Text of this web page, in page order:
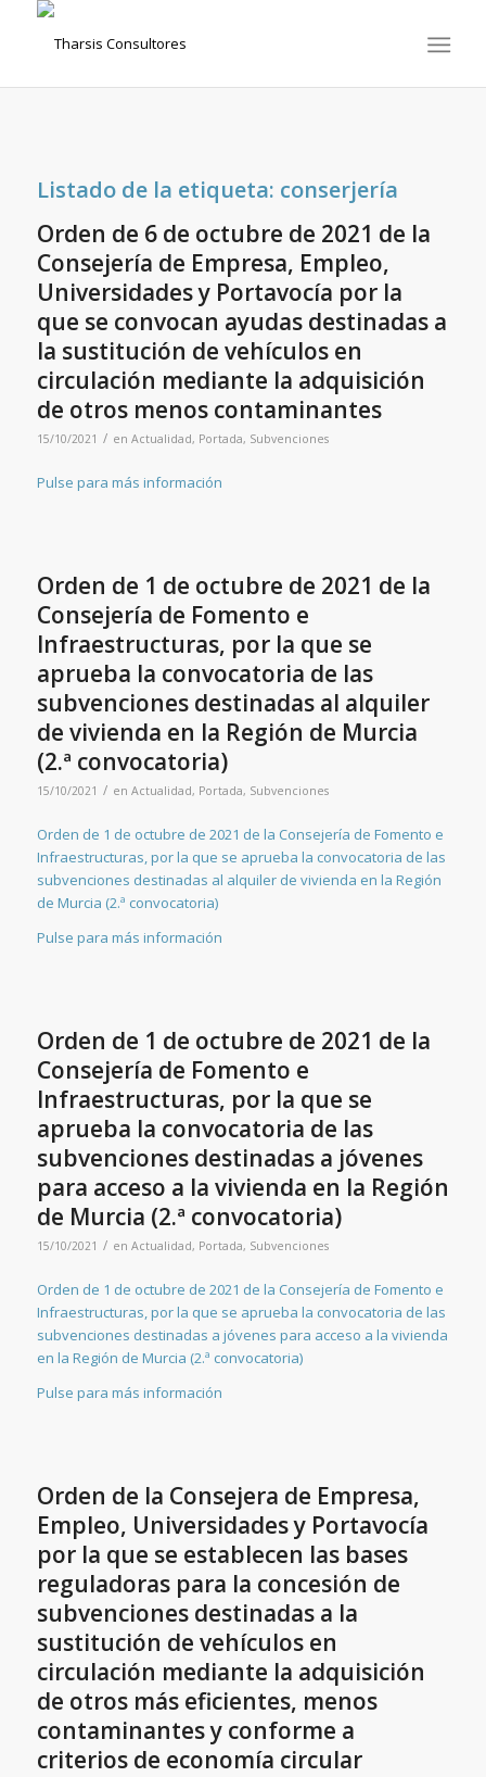
Listado de la etiqueta: conserjería
Orden de 6 de octubre de 2021 de la
Consejería de Empresa, Empleo,
Universidades y Portavocía por la
que se convocan ayudas destinadas a
la sustitución de vehículos en
circulación mediante la adquisición
de otros menos contaminantes
15/10/2021 / en Actualidad, Portada, Subvenciones
Pulse para más información
Orden de 1 de octubre de 2021 de la
Consejería de Fomento e
Infraestructuras, por la que se
aprueba la convocatoria de las
subvenciones destinadas al alquiler
de vivienda en la Región de Murcia
(2.ª convocatoria)
15/10/2021 / en Actualidad, Portada, Subvenciones
Orden de 1 de octubre de 2021 de la Consejería de Fomento e
Infraestructuras, por la que se aprueba la convocatoria de las
subvenciones destinadas al alquiler de vivienda en la Región
de Murcia (2.ª convocatoria)
Pulse para más información
Orden de 1 de octubre de 2021 de la
Consejería de Fomento e
Infraestructuras, por la que se
aprueba la convocatoria de las
subvenciones destinadas a jóvenes
para acceso a la vivienda en la Región
de Murcia (2.ª convocatoria)
15/10/2021 / en Actualidad, Portada, Subvenciones
Orden de 1 de octubre de 2021 de la Consejería de Fomento e
Infraestructuras, por la que se aprueba la convocatoria de las
subvenciones destinadas a jóvenes para acceso a la vivienda
en la Región de Murcia (2.ª convocatoria)
Pulse para más información
Orden de la Consejera de Empresa,
Empleo, Universidades y Portavocía
por la que se establecen las bases
reguladoras para la concesión de
subvenciones destinadas a la
sustitución de vehículos en
circulación mediante la adquisición
de otros más eficientes, menos
contaminantes y conforme a
criterios de economía circular